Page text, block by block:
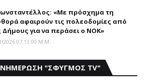
«Με πρόσχημα τη
αφαιρούν τις πολεοδομίες από
Δήμους για να περάσει ο NOK»
2026 07:13:00 Μ.μ.
"ΣΦΥΓΜΟΣ TV"